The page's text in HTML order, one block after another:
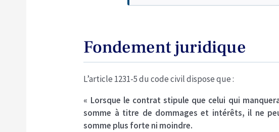
Fondement juridique
L’article 1231-5 du code civil dispose que :
« Lorsque le contrat stipule que celui qui
somme à titre de dommages et intérêts, il ne
somme plus forte ni moindre.